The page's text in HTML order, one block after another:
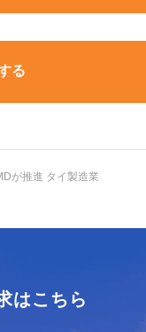
る
が推進 タイ製造業
はこちら